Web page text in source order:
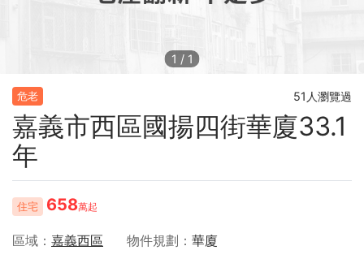
1 / 1
危老 51人瀏覽過
嘉義市西區國揚四街華廈33.1
年
住宅 658萬起
區域 嘉義西區 物件規劃
華廈